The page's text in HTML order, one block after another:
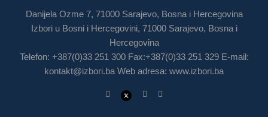
Danijela Ozme 7, 71000 Sarajevo, Bosna i Hercegovina
Izbori u Bosni i Hercegovini, 71000 Sarajevo, Bosna i
Hercegovina
Telefon: +387(0)33 251 300 Fax:+387(0)33 251 329 E-mail:
kontakt@izbori.ba Web adresa: www.izbori.ba